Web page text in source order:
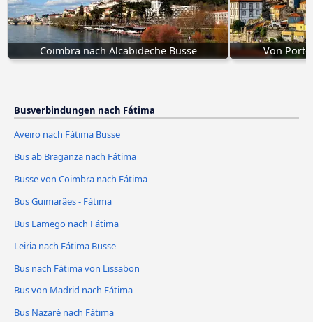
Coimbra nach Alcabideche Busse Von
Busverbindungen nach Fátima
Aveiro nach Fátima Busse
Bus ab Braganza nach Fátima
Busse von Coimbra nach Fátima
Bus Guimarães - Fátima
Bus Lamego nach Fátima
Leiria nach Fátima Busse
Bus nach Fátima von Lissabon
Bus von Madrid nach Fátima
Bus Nazaré nach Fátima